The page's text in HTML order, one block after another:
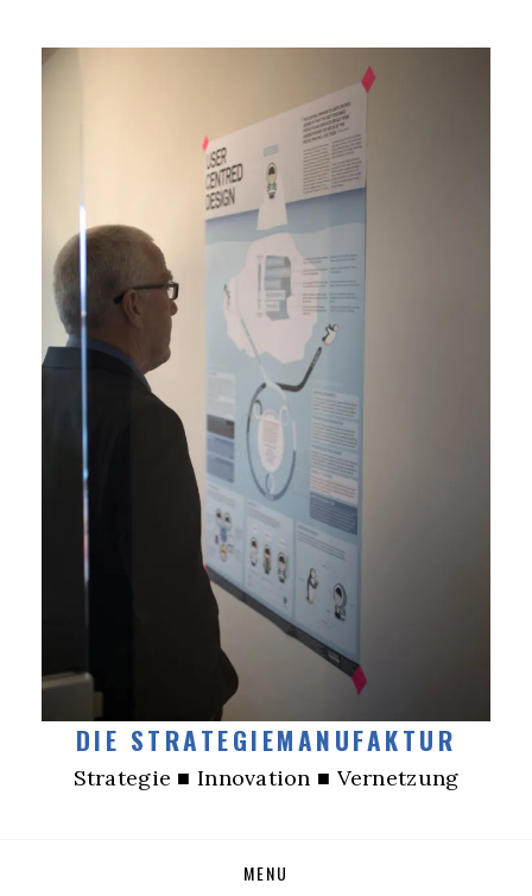
DIE STRATEGIEMANUFAKTUR
Strategie ■ Innovation ■ Vernetzung
MENU